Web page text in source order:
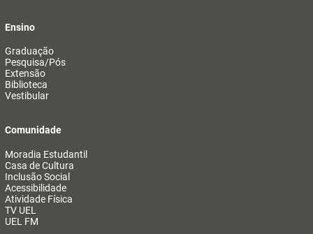
Ensino
Graduação
Pesquisa/Pós
Extensão
Biblioteca
Vestibular
Comunidade
Moradia Estudantil
Casa de Cultura
Inclusão Social
Acessibilidade
Atividade Física
TV UEL
UEL FM